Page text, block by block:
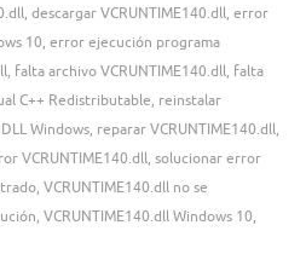
, descargar VCRUNTIME140.dll, error
10, error ejecución programa
, falta archivo VCRUNTIME140.dll, falta
C++ Redistributable, reinstalar
Windows, reparar VCRUNTIME140.dll,
VCRUNTIME140.dll, solucionar error
, VCRUNTIME140.dll no se
, VCRUNTIME140.dll Windows 10,